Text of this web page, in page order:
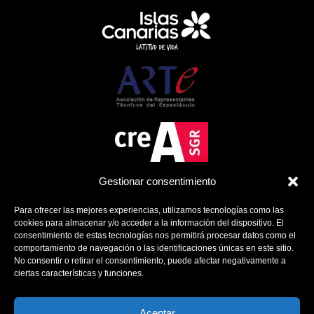
Gestionar consentimiento
Para ofrecer las mejores experiencias, utilizamos tecnologías como las
cookies para almacenar y/o acceder a la información del dispositivo. El
consentimiento de estas tecnologías nos permitirá procesar datos como el
comportamiento de navegación o las identificaciones únicas en este sitio.
No consentir o retirar el consentimiento, puede afectar negativamente a
ciertas características y funciones.Política de Cookies